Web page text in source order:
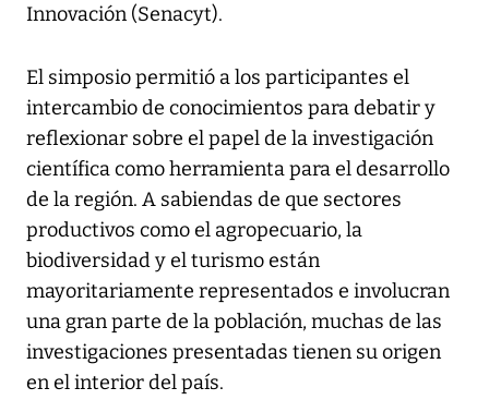
Innovación (Senacyt).
El simposio permitió a los participantes el
intercambio de conocimientos para debatir y
reflexionar sobre el papel de la investigación
científica como herramienta para el desarrollo
de la región. A sabiendas de que sectores
productivos como el agropecuario, la
biodiversidad y el turismo están
mayoritariamente representados e involucran
una gran parte de la población, muchas de las
investigaciones presentadas tienen su origen
en el interior del país.